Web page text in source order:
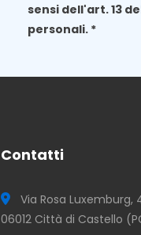
sensi dell'art. 13
personali. *
Contatti
Via Rosa Luxemburg,
06012 Città di Castello